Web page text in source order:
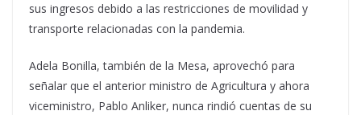
sus ingresos debido a las restricciones de movilidad y
transporte relacionadas con la pandemia.
Adela Bonilla, también de la Mesa, aprovechó para
señalar que el anterior ministro de Agricultura y ahora
viceministro, Pablo Anliker, nunca rindió cuentas de su